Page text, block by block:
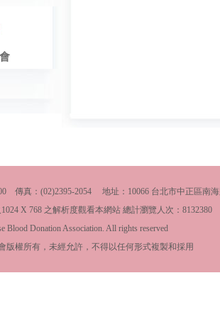
傳真：(02)2395-2054 地址：10066 台北市中正區南
X 768 之解析度觀看本網站 總計瀏覽人次： 8132380
Blood Donation Association. All rights reserved
版權所有，未經允許，不得以任何形式複製和採用